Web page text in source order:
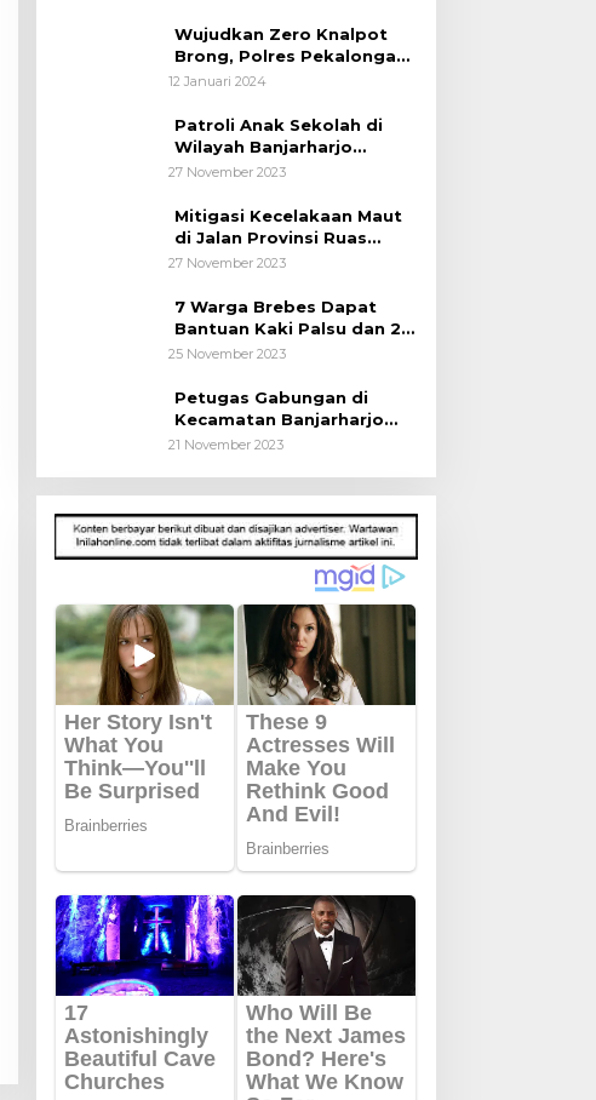
Wujudkan Zero Knalpot
Brong, Polres Pekalongan
Kota Berikan Edukasi
12 Januari 2024
Patroli Anak Sekolah di
Wilayah Banjarharjo
Brebes
27 November 2023
Mitigasi Kecelakaan Maut
di Jalan Provinsi Ruas
Banjarharjo-Salem
27 November 2023
7 Warga Brebes Dapat
Bantuan Kaki Palsu dan 2
Operasi Bibir Sumbing
25 November 2023
Petugas Gabungan di
Kecamatan Banjarharjo
Patroli Anak Sekolah
21 November 2023